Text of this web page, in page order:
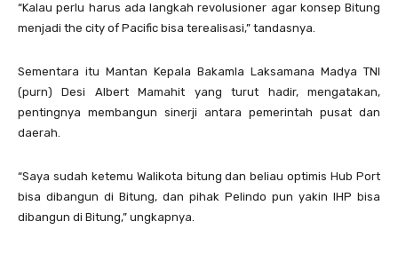
“Kalau perlu harus ada langkah revolusioner agar konsep Bitung
menjadi the city of Pacific bisa terealisasi,” tandasnya.
Sementara itu Mantan Kepala Bakamla Laksamana Madya TNI
(purn) Desi Albert Mamahit yang turut hadir, mengatakan,
pentingnya membangun sinerji antara pemerintah pusat dan
daerah.
“Saya sudah ketemu Walikota bitung dan beliau optimis Hub Port
bisa dibangun di Bitung, dan pihak Pelindo pun yakin IHP bisa
dibangun di Bitung,” ungkapnya.